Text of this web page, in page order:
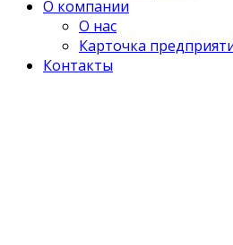
О компании
О нас
Карточка
Контакты